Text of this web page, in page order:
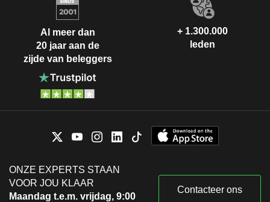
Al meer dan
20 jaar aan de
zijde van beleggers
+ 1.300.000
leden
ONZE EXPERTS STAAN
VOOR JOU KLAAR
Maandag t.e.m. vrijdag, 9:00
Contacteer ons